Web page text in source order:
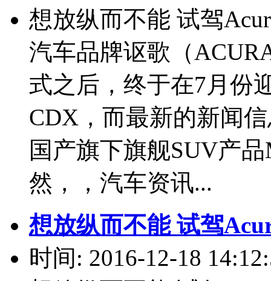
想放纵而不能 试驾
汽车品牌讴歌（
式之后，终于在7月份
CDX，而最新的新闻
国产旗下旗舰SUV产
然，，汽车资讯...
想放纵而不能 试驾
时间: 2016-12-18